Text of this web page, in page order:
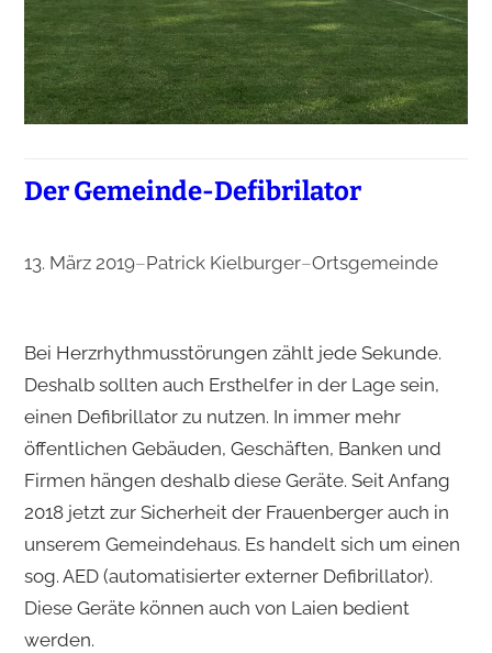
Der Gemeinde-Defibrilator
13. März 2019–Patrick Kielburger–Ortsgemeinde
Bei Herzrhythmusstörungen zählt jede Sekunde.
Deshalb sollten auch Ersthelfer in der Lage sein,
einen Defibrillator zu nutzen. In immer mehr
öffentlichen Gebäuden, Geschäften, Banken und
Firmen hängen deshalb diese Geräte. Seit Anfang
2018 jetzt zur Sicherheit der Frauenberger auch in
unserem Gemeindehaus. Es handelt sich um einen
sog. AED (automatisierter externer Defibrillator).
Diese Geräte können auch von Laien bedient
werden.